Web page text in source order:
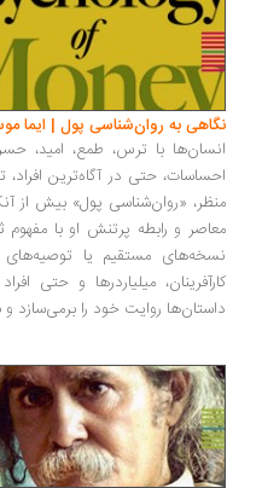
نگاهی به روان‌شناسی پول | ایما
انسان‌ها با ترس، طمع، امید،
احساسات، حتی در آگاه‌ترین
منظر، «روان‌شناسی پول» بیش از
معاصر و رابطه پرتنش او با مفهوم
نسخه‌های مستقیم یا توصیه‌های
کارآفرینان، میلیاردرها و حتی
داستان‌ها روایت خود را برمی‌سازد